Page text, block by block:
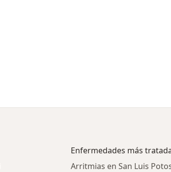
Enfermedades más
Arritmias en San Luis